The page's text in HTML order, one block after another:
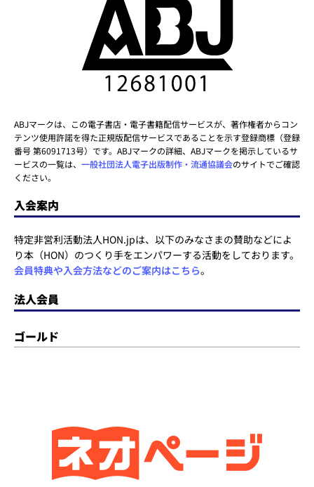
ABJマークは、この電子書店・電子書籍配信サービスが、著作権者からコン
テンツ使用許諾を得た正規版配信サービスであることを示す登録商標（登録
番号 第6091713号）です。ABJマークの詳細、ABJマークを掲示しているサ
ービスの一覧は、 一般社団法人電子出版制作・流通協議会のサイトでご確認
ください。
入会案内
特定非営利活動法人HON.jpは、以下のみなさまの賛助などによ
り本（HON）のつくり手をエンパワーする活動をしております。
会員特典や入会方法などのご案内はこちら。
法人会員
ゴールド